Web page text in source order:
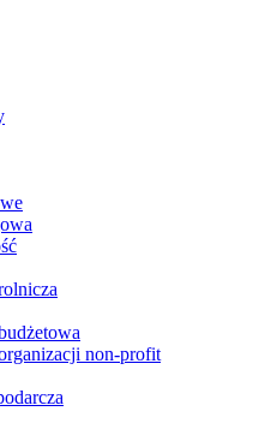
non-profit